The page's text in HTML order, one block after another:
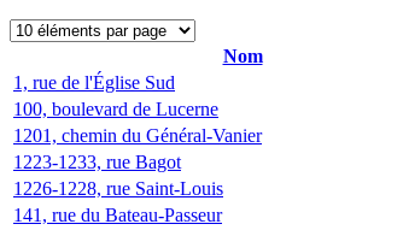
Nom
1, rue de l'Église Sud
100, boulevard de Lucerne
1201, chemin du Général-Vanier
1223-1233, rue Bagot
1226-1228, rue Saint-Louis
141, rue du Bateau-Passeur